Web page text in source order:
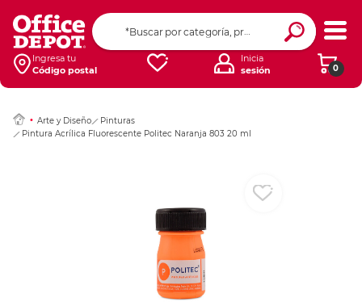
Ingresa tu
Código postal
0
Inicia
sesión
Arte y Diseño
Pinturas
Pintura Acrílica Fluorescente Politec Naranja 803 20 ml
Ingresar Codigo